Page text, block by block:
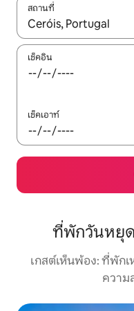
สถานที่
ใช้ลูกศรขึ้นลง หรือใช้กา
เช็คอิน
เช็คเอาท์
ที่พักวันหยุ
เกสต์เห็นพ้อง: ที่พัก
ความ